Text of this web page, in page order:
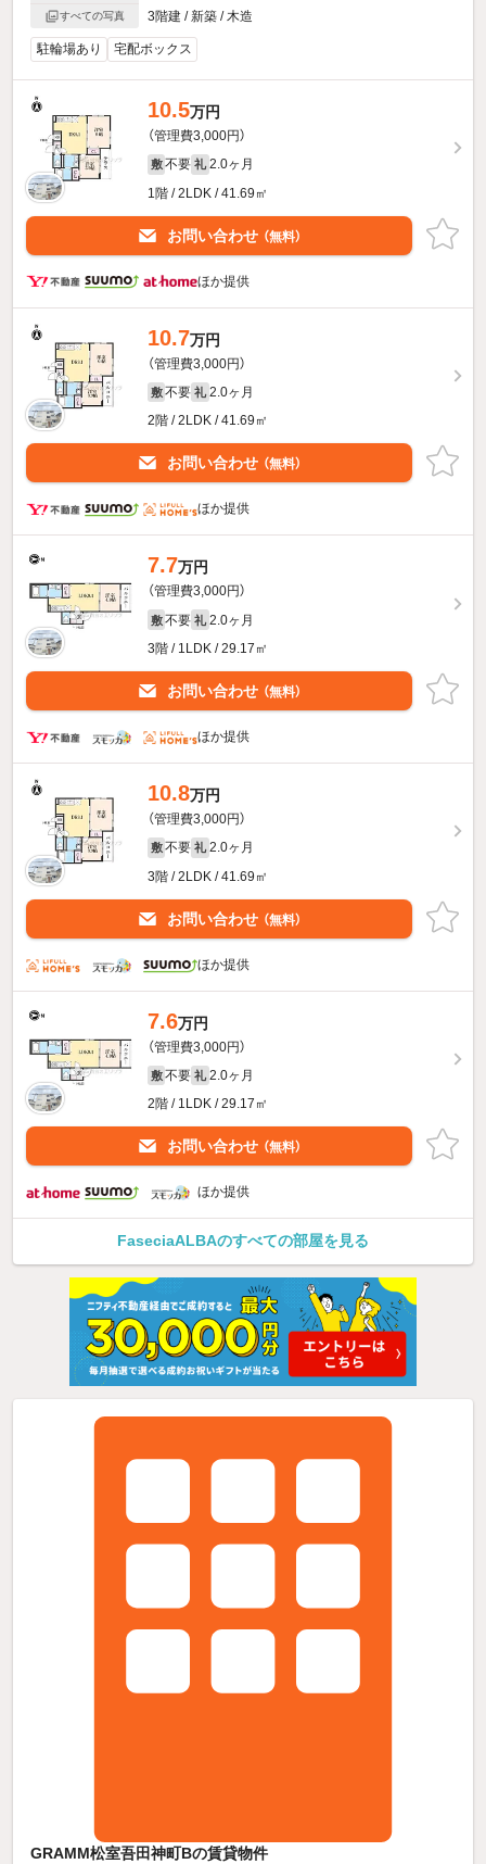
すべての写真 3階建 / 新築 / 木造
駐輪場あり 宅配ボックス
10.5万円
（管理費3,000円）
敷 不要 礼 2.0ヶ月
1階 / 2LDK / 41.69㎡
お問い合わせ （無料）
ほか提供
10.7万円
（管理費3,000円）
敷 不要 礼 2.0ヶ月
2階 / 2LDK / 41.69㎡
お問い合わせ （無料）
ほか提供
7.7万円
（管理費3,000円）
敷 不要 礼 2.0ヶ月
3階 / 1LDK / 29.17㎡
お問い合わせ （無料）
ほか提供
10.8万円
（管理費3,000円）
敷 不要 礼 2.0ヶ月
3階 / 2LDK / 41.69㎡
お問い合わせ （無料）
ほか提供
7.6万円
（管理費3,000円）
敷 不要 礼 2.0ヶ月
2階 / 1LDK / 29.17㎡
お問い合わせ （無料）
ほか提供
FaseciaALBAのすべての部屋を見る
GRAMM松室吾田神町Bの賃貸物件